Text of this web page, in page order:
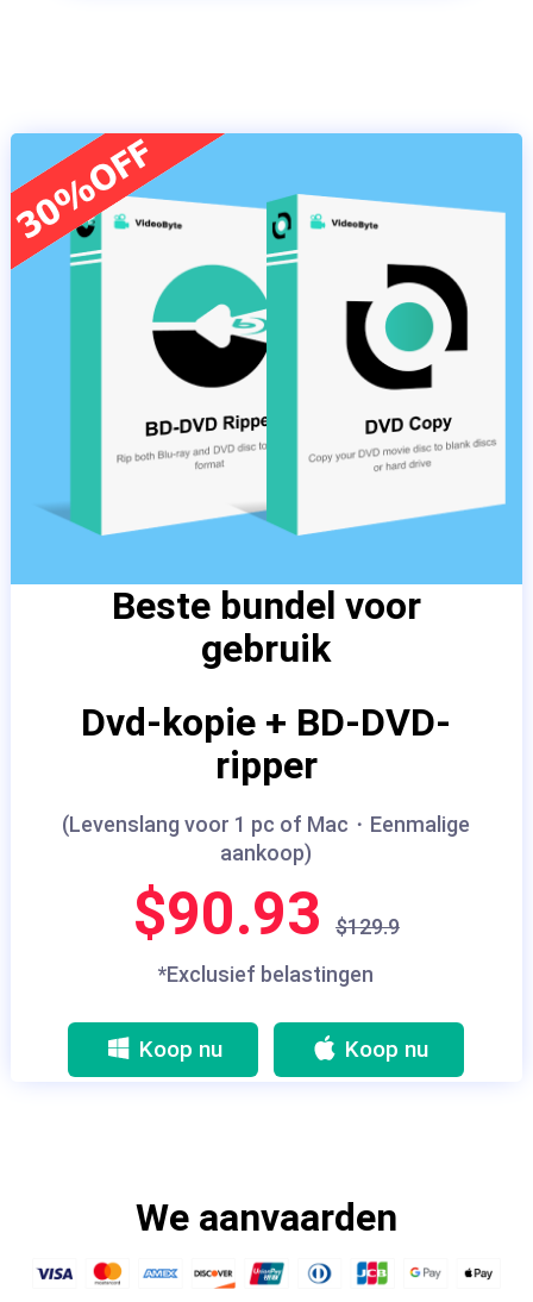
Beste bundel voor
gebruik
Dvd-kopie + BD-DVD-
ripper
(Levenslang voor 1 pc of Mac・Eenmalige
aankoop)
$90.93
$129.9
*Exclusief belastingen
Koop nu Koop nu
We aanvaarden